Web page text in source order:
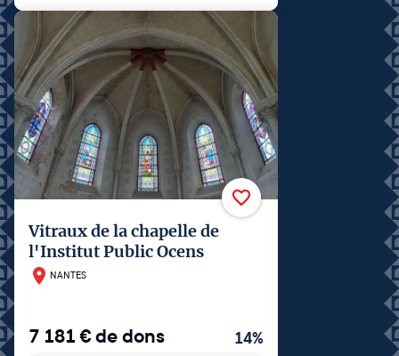
Vitraux de la chapelle de
l'Institut Public Ocens
NANTES
7 181€de dons 14%